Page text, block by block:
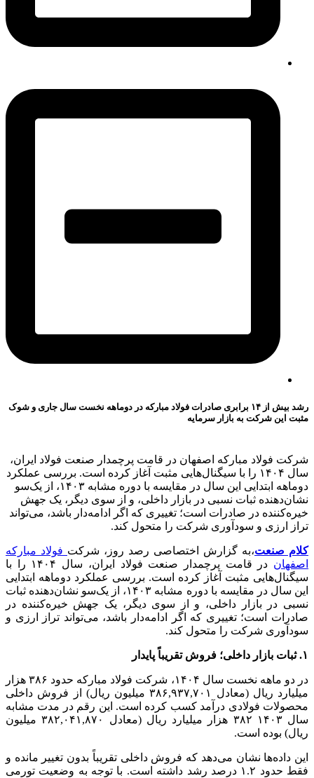
رشد بیش از ۱۴ برابری صادرات فولاد مبارکه در دوماهه نخست سال جاری و شوک
مثبت این شرکت به بازار سرمایه
شرکت فولاد مبارکه اصفهان در قامت پرچمدار صنعت فولاد ایران،
سال ۱۴۰۴ را با سیگنال‌هایی مثبت آغاز کرده است. بررسی عملکرد
دوماهه ابتدایی این سال در مقایسه با دوره مشابه ۱۴۰۳، از یک‌سو
نشان‌دهنده ثبات نسبی در بازار داخلی، و از سوی دیگر، یک جهش
خیره‌کننده در صادرات است؛ تغییری که اگر ادامه‌دار باشد، می‌تواند
تراز ارزی و سودآوری شرکت را متحول کند.
کلام صنعت،به گزارش اختصاصی رصد روز، شرکت فولاد مبارکه
اصفهان
در قامت پرچمدار صنعت فولاد ایران، سال ۱۴۰۴ را با
سیگنال‌هایی مثبت آغاز کرده است. بررسی عملکرد دوماهه ابتدایی
این سال در مقایسه با دوره مشابه ۱۴۰۳، از یک‌سو نشان‌دهنده ثبات
نسبی در بازار داخلی، و از سوی دیگر، یک جهش خیره‌کننده در
صادرات است؛ تغییری که اگر ادامه‌دار باشد، می‌تواند تراز ارزی و
سودآوری شرکت را متحول کند.
۱. ثبات بازار داخلی؛ فروش تقریباً پایدار
در دو ماهه نخست سال ۱۴۰۴، شرکت فولاد مبارکه حدود ۳۸۶ هزار
میلیارد ریال (معادل ۳۸۶,۹۳۷,۷۰۱ میلیون ریال) از فروش داخلی
محصولات فولادی درآمد کسب کرده است. این رقم در مدت مشابه
سال ۱۴۰۳ ۳۸۲ هزار میلیارد ریال (معادل ۳۸۲,۰۴۱,۸۷۰ میلیون
ریال) بوده است.
این داده‌ها نشان می‌دهد که فروش داخلی تقریباً بدون تغییر مانده و
فقط حدود ۱.۲ درصد رشد داشته است. با توجه به وضعیت تورمی